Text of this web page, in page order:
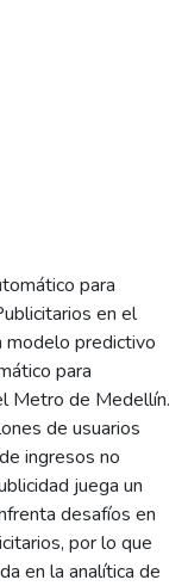
para
en el
modelo predictivo
para
Metro de Medellín.
de usuarios
ingresos no
juega un
desafíos en
por lo que
en la analítica de